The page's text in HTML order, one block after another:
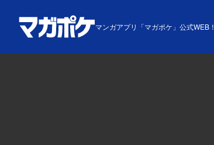
マンガアプリ「マガポケ」公式WEB！